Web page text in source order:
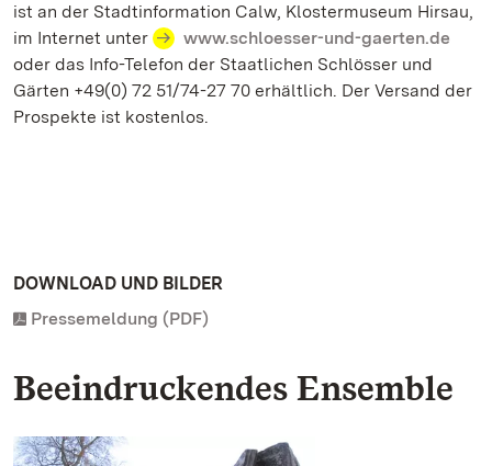
ist an der Stadtinformation Calw, Klostermuseum Hirsau,
im Internet unter
www.schloesser-und-gaerten.de
oder das Info-Telefon der Staatlichen Schlösser und
Gärten +49(0) 72 51/74-27 70 erhältlich. Der Versand der
Prospekte ist kostenlos.
DOWNLOAD UND BILDER
Pressemeldung (PDF)
Beeindruckendes Ensemble